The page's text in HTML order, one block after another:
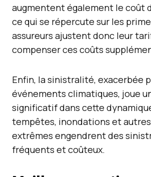
augmentent également le coût
ce qui se répercute sur les
assureurs ajustent donc leur
compenser ces coûts
Enfin, la sinistralité, exacerbée
événements climatiques, joue
significatif dans cette
tempêtes, inondations et
extrêmes engendrent des
fréquents et coûteux.